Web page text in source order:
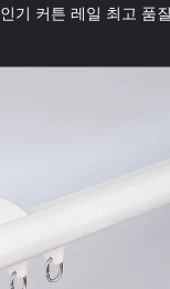
인기 커튼 레일 최고 품